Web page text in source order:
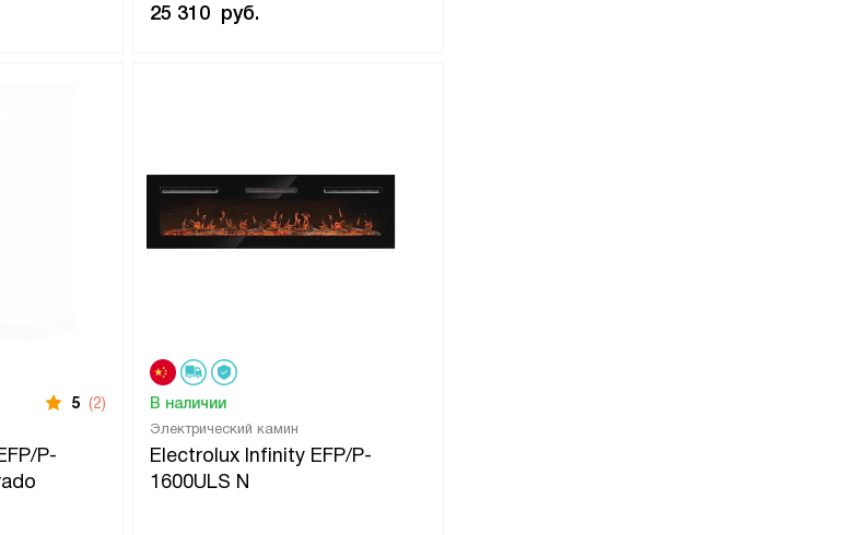
25 310 руб.
P-
5 (2)
Электрический камин
Electrolux Infinity EFP/P-
1600ULS N
В наличии